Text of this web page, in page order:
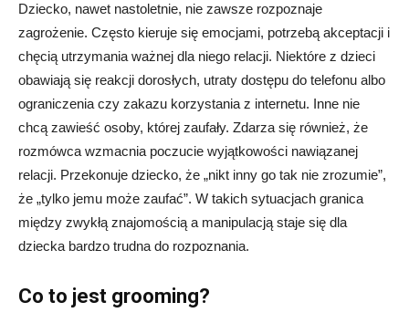
Dziecko, nawet nastoletnie, nie zawsze rozpoznaje
zagrożenie. Często kieruje się emocjami, potrzebą akceptacji i
chęcią utrzymania ważnej dla niego relacji. Niektóre z dzieci
obawiają się reakcji dorosłych, utraty dostępu do telefonu albo
ograniczenia czy zakazu korzystania z internetu. Inne nie
chcą zawieść osoby, której zaufały. Zdarza się również, że
rozmówca wzmacnia poczucie wyjątkowości nawiązanej
relacji. Przekonuje dziecko, że „nikt inny go tak nie zrozumie”,
że „tylko jemu może zaufać”. W takich sytuacjach granica
między zwykłą znajomością a manipulacją staje się dla
dziecka bardzo trudna do rozpoznania.
Co to jest grooming?